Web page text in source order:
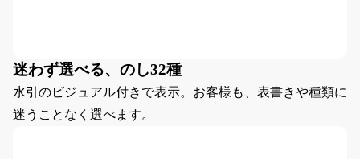
迷わず選べる、のし32種
水引のビジュアル付きで表示。お客様も、表書きや種類に
迷うことなく選べます。